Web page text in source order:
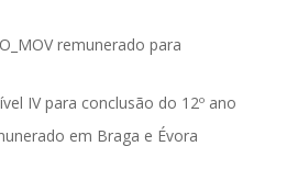
remunerado para
IV para conclusão do 12º ano
em Braga e Évora